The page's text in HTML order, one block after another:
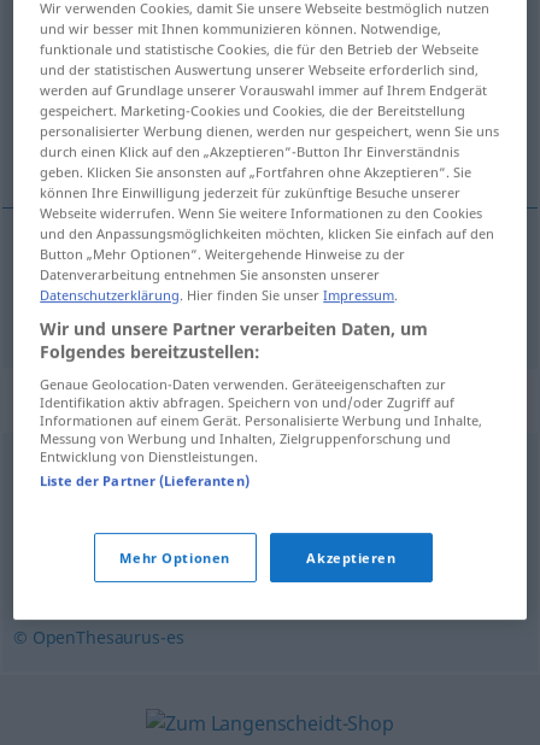
adulterio [aðulˈterĭo]m
Übersicht aller Übersetzungen
(Für mehr Details die Übersetzung anklicken/antippen)
Ehebruch
Ehebruchm adulterio
Synonyme für "adulterio"
cabronada,deshonra
infidelidad,amancebamiento
,
amontonamiento (vulg.)
© OpenThesaurus-es
Wir verwenden Cookies, damit Sie unsere Webseite bestmöglich nutzen
und wir besser mit Ihnen kommunizieren können. Notwendige,
funktionale und statistische Cookies, die für den Betrieb der Webseite
und der statistischen Auswertung unserer Webseite erforderlich sind,
werden auf Grundlage unserer Vorauswahl immer auf Ihrem Endgerät
gespeichert. Marketing-Cookies und Cookies, die der Bereitstellung
personalisierter Werbung dienen, werden nur gespeichert, wenn Sie uns
durch einen Klick auf den „Akzeptieren“-Button Ihr Einverständnis
geben. Klicken Sie ansonsten auf „Fortfahren ohne Akzeptieren“. Sie
können Ihre Einwilligung jederzeit für zukünftige Besuche unserer
Webseite widerrufen. Wenn Sie weitere Informationen zu den Cookies
und den Anpassungsmöglichkeiten möchten, klicken Sie einfach auf den
Button „Mehr Optionen“. Weitergehende Hinweise zu der
Datenverarbeitung entnehmen Sie ansonsten unserer
Datenschutzerklärung. Hier finden Sie unserImpressum.
Wir und unsere Partner verarbeiten Daten, um
Folgendes bereitzustellen:
Genaue Geolocation-Daten verwenden. Geräteeigenschaften zur
Identifikation aktiv abfragen. Speichern von und/oder Zugriff auf
Informationen auf einem Gerät. Personalisierte Werbung und Inhalte,
Messung von Werbung und Inhalten, Zielgruppenforschung und
Entwicklung von Dienstleistungen.
Liste der Partner (Lieferanten)
Mehr Optionen Akzeptieren